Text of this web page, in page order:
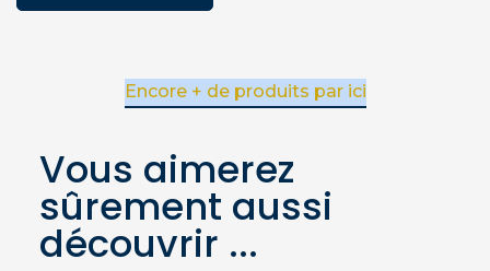
Encore + de produits par ici
Vous aimerez
sûrement aussi
découvrir ...